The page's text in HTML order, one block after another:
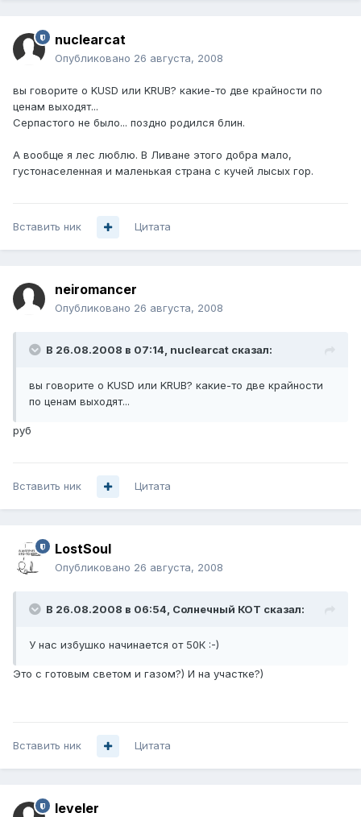
nuclearcat
Опубликовано 26 августа, 2008
вы говорите о KUSD или KRUB? какие-то две крайности по
ценам выходят...
Серпастого не было... поздно родился блин.
А вообще я лес люблю. В Ливане этого добра мало,
густонаселенная и маленькая страна с кучей лысых гор.
Вставить ник Цитата
neiromancer
Опубликовано 26 августа, 2008
В 26.08.2008 в 07:14, nuclearcat сказал:
вы говорите о KUSD или KRUB? какие-то две крайности
по ценам выходят...
руб
Вставить ник Цитата
LostSoul
Опубликовано 26 августа, 2008
В 26.08.2008 в 06:54, Солнечный КОТ сказал:
У нас избушко начинается от 50К :-)
Это с готовым светом и газом?) И на участке?)
Вставить ник Цитата
leveler